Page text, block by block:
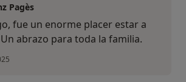
Pagès
fue un enorme placer estar a
abrazo para toda la familia.